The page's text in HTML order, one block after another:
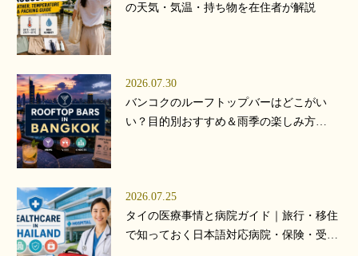
の天気・気温・持ち物を在住者が解説
2026.07.30
バンコクのルーフトップバーはどこがい
い？目的別おすすめ＆雨季の楽しみ方
2026.07.25
タイの医療事情と病院ガイド｜旅行・移住
で知っておく日本語対応病院・保険・受診